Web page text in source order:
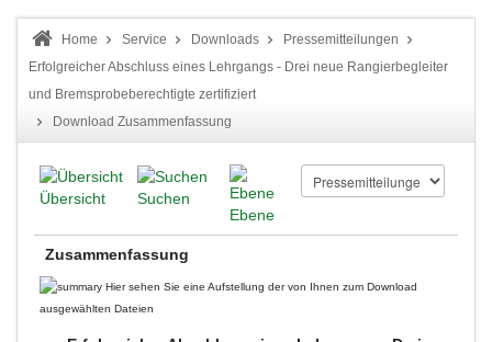
Home Service Downloads
Pressemitteilungen
Erfolgreicher Abschluss eines Lehrgangs - Drei neue Rangierbegleiter
und Bremsprobeberechtigte zertifiziert
Download Zusammenfassung
Übersicht
Suchen
Ebene
Zusammenfassung
Hier sehen Sie eine Aufstellung der von Ihnen zum Download
ausgewählten Dateien